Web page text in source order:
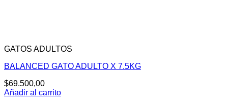
GATOS ADULTOS
BALANCED GATO ADULTO X 7.5KG
$69.500,00
Añadir al carrito